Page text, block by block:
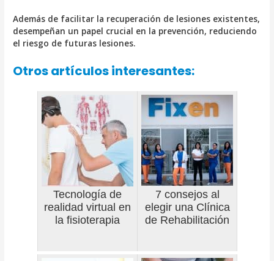
Además de facilitar la recuperación de lesiones existentes,
desempeñan un papel crucial en la prevención, reduciendo
el riesgo de futuras lesiones.
Otros artículos interesantes:
Tecnología de
realidad virtual en
la fisioterapia
7 consejos al
elegir una Clínica
de Rehabilitación